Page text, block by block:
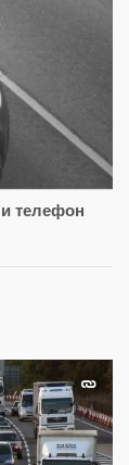
телефон